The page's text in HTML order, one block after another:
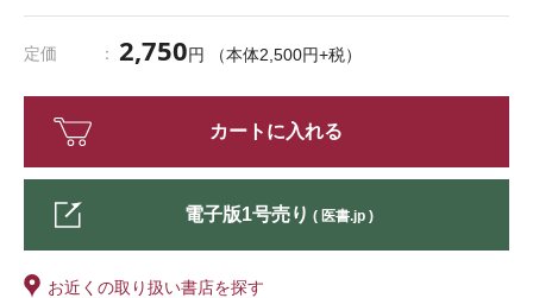
定価 2,750円 （本体2,500円+税）
カートに入れる
電子版1号売り ( 医書.jp )
お近くの取り扱い書店を探す